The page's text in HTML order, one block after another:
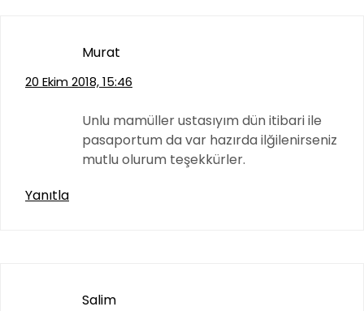
Murat
20 Ekim 2018, 15:46
Unlu mamüller ustasıyım dün itibari ile
pasaportum da var hazırda ilğilenirseniz
mutlu olurum teşekkürler.
Yanıtla
Salim